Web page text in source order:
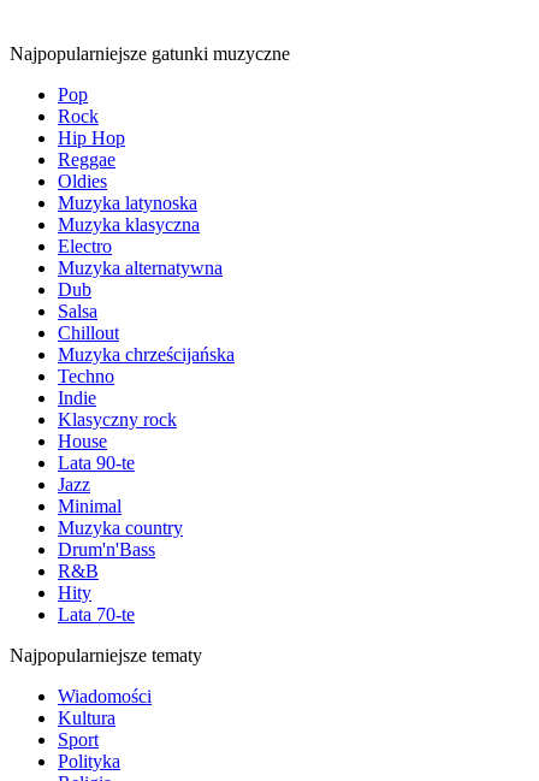
Najpopularniejsze gatunki muzyczne
Pop
Rock
Hip Hop
Reggae
Oldies
Muzyka latynoska
Muzyka klasyczna
Electro
Muzyka alternatywna
Dub
Salsa
Chillout
Muzyka chrześcijańska
Techno
Indie
Klasyczny rock
House
Lata 90-te
Jazz
Minimal
Muzyka country
Drum'n'Bass
R&B
Hity
Lata 70-te
Najpopularniejsze tematy
Wiadomości
Kultura
Sport
Polityka